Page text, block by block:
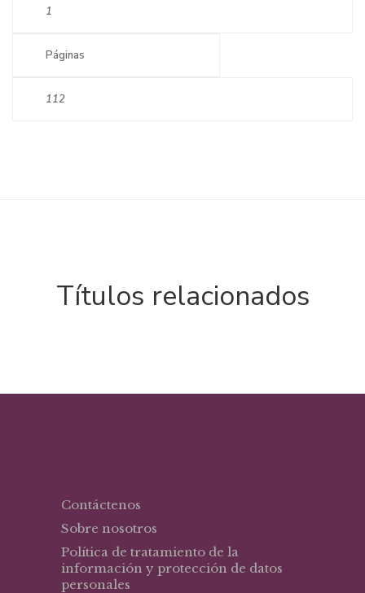
1
Páginas
112
Títulos relacionados
Contáctenos
Sobre nosotros
Política de tratamiento de la
información y protección de datos
personales